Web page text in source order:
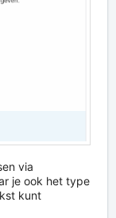
via
je ook het type
kunt